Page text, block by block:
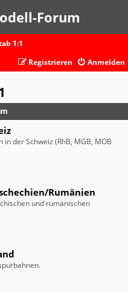
Forum
1:1
Anmelden
Registrieren
der Schweiz (RhB, MGB, MOB
Rumänien
und rumänischen